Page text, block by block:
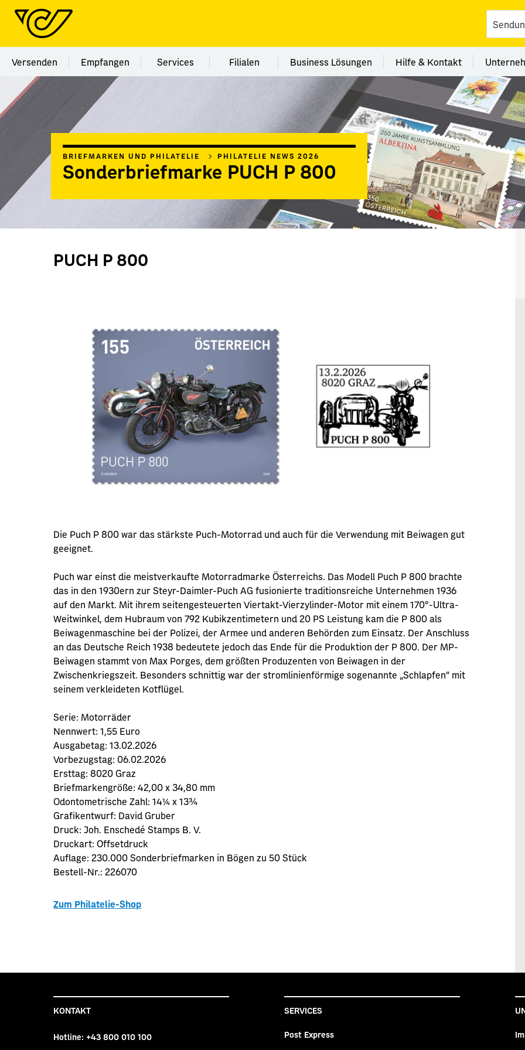
Menü Kategorie Versenden
Versenden Menü Kategorie Empfangen
Empfangen Menü Kategorie Services
Services Menü Kategorie Filialen
Filialen Menü Kategorie Business Lösungen
Business Lösungen Menü Kategorie Hilfe
Hilfe & Kontakt
BRIEFMARKEN UND PHILATELIE PHILATELIE NEWS 2026
Sonderbriefmarke PUCH P 800
PUCH P 800
Die Puch P 800 war das stärkste Puch-Motorrad und auch für die Verwendung mit Beiwagen gut
geeignet.
Puch war einst die meistverkaufte Motorradmarke Österreichs. Das Modell Puch P 800 brachte
das in den 1930ern zur Steyr-Daimler-Puch AG fusionierte traditionsreiche Unternehmen 1936
auf den Markt. Mit ihrem seitengesteuerten Viertakt-Vierzylinder-Motor mit einem 170°-Ultra-
Weitwinkel, dem Hubraum von 792 Kubikzentimetern und 20 PS Leistung kam die P 800 als
Beiwagenmaschine bei der Polizei, der Armee und anderen Behörden zum Einsatz. Der Anschluss
an das Deutsche Reich 1938 bedeutete jedoch das Ende für die Produktion der P 800. Der MP-
Beiwagen stammt von Max Porges, dem größten Produzenten von Beiwagen in der
Zwischenkriegszeit. Besonders schnittig war der stromlinienförmige sogenannte „Schlapfen“ mit
seinem verkleideten Kotflügel.
Serie: Motorräder
Nennwert: 1,55 Euro
Ausgabetag: 13.02.2026
Vorbezugstag: 06.02.2026
Ersttag: 8020 Graz
Briefmarkengröße: 42,00 x 34,80 mm
Odontometrische Zahl: 14¼ x 13¾
Grafikentwurf: David Gruber
Druck: Joh. Enschedé Stamps B. V.
Druckart: Offsetdruck
Auflage: 230.000 Sonderbriefmarken in Bögen zu 50 Stück
Bestell-Nr.: 226070
Zum Philatelie-Shop
KONTAKT
Hotline: +43 800 010 100
SERVICES
Post Express